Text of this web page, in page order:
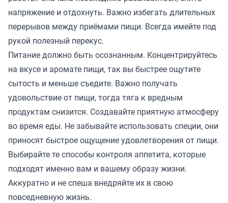
напряжение и отдохнуть. Важно избегать длительных
перерывов между приёмами пищи. Всегда имейте под
рукой полезный перекус.
Питание должно быть осознанным. Концентрируйтесь
на вкусе и аромате пищи, так вы быстрее ощутите
сытость и меньше съедите. Важно получать
удовольствие от пищи, тогда тяга к вредным
продуктам снизится. Создавайте приятную атмосферу
во время еды. Не забывайте использовать специи, они
приносят быстрое ощущение удовлетворения от пищи.
Выбирайте те способы контроля аппетита, которые
подходят именно вам и вашему образу жизни.
Аккуратно и не спеша внедряйте их в свою
повседневную жизнь.